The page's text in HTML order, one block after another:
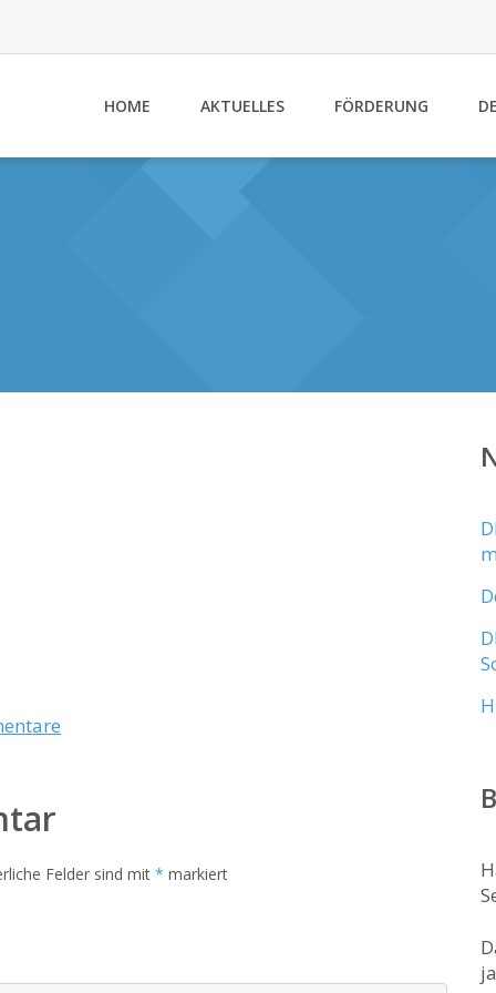
HOME AKTUELLES FÖRDERUNG
Felder sind mit * markiert